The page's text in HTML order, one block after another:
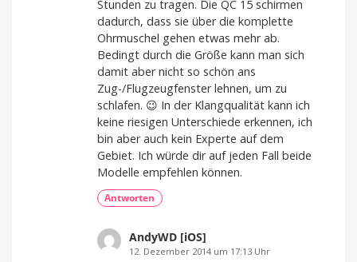
Stunden zu tragen. Die QC 15 schirmen
dadurch, dass sie über die komplette
Ohrmuschel gehen etwas mehr ab.
Bedingt durch die Größe kann man sich
damit aber nicht so schön ans
Zug-/Flugzeugfenster lehnen, um zu
schlafen. 😉 In der Klangqualität kann ich
keine riesigen Unterschiede erkennen, ich
bin aber auch kein Experte auf dem
Gebiet. Ich würde dir auf jeden Fall beide
Modelle empfehlen können.
Antworten
AndyWD [iOS]
12. Dezember 2014 um 17:13 Uhr